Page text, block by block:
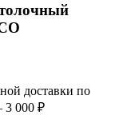
доставки по
000 ₽